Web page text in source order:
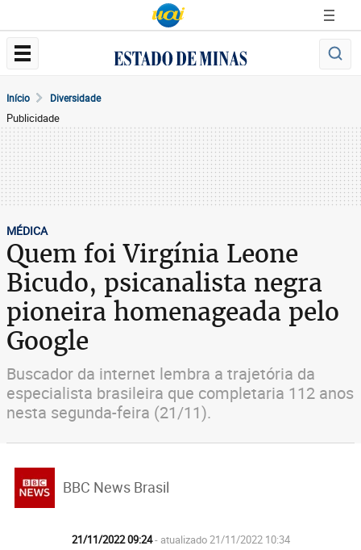
Início Diversidade
Publicidade
MÉDICA
Quem foi Virgínia Leone
Bicudo, psicanalista negra
pioneira homenageada pelo
Google
Buscador da internet lembra a trajetória da
especialista brasileira que completaria 112 anos
nesta segunda-feira (21/11).
BBC News Brasil
21/11/2022 09:24- atualizado 21/11/2022 10:34